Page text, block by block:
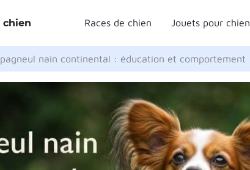
chien Races de chien Jouets pour chien
nain continental : éducation et comportement